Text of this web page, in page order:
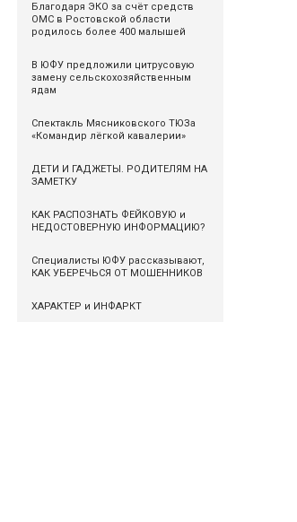
Благодаря ЭКО за счёт средств
ОМС в Ростовской области
родилось более 400 малышей
В ЮФУ предложили цитрусовую
замену сельскохозяйственным
ядам
Спектакль Мясниковского ТЮЗа
«Командир лёгкой кавалерии»
ДЕТИ И ГАДЖЕТЫ. РОДИТЕЛЯМ НА
ЗАМЕТКУ
КАК РАСПОЗНАТЬ ФЕЙКОВУЮ и
НЕДОСТОВЕРНУЮ ИНФОРМАЦИЮ?
Специалисты ЮФУ рассказывают,
КАК УБЕРЕЧЬСЯ ОТ МОШЕННИКОВ
ХАРАКТЕР и ИНФАРКТ